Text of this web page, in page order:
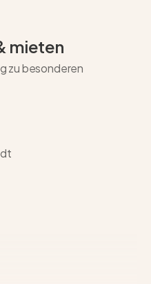
mieten
zu besonderen